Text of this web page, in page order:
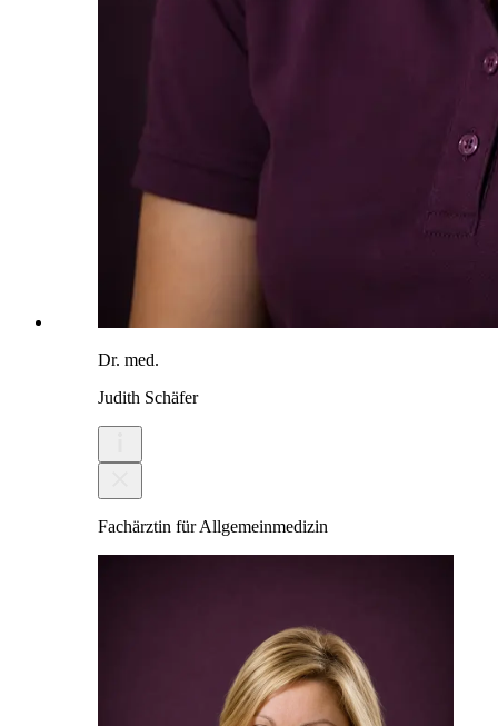
Dr. med.
Judith Schäfer
Fachärztin für Allgemeinmedizin